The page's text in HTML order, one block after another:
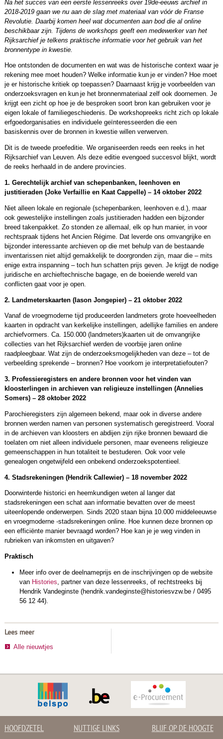
Na het succes van een eerste lessenreeks over 19de-eeuws archief in
2018-2019 gaan we nu aan de slag met materiaal van vóór de Franse
Revolutie. Daarbij komen heel wat documenten aan bod die al online
beschikbaar zijn. Tijdens de workshops geeft een medewerker van het
Rijksarchief je telkens praktische informatie voor het gebruik van het
bronnentype in kwestie.
Hoe ontstonden de documenten en wat was de historische context waar je
rekening mee moet houden? Welke informatie kun je er vinden? Hoe moet
je er historische kritiek op toepassen? Daarnaast krijg je voorbeelden van
onderzoeksvragen en kun je het bronnenmateriaal zelf ook doornemen. Je
krijgt een zicht op hoe je de besproken soort bron kan gebruiken voor je
eigen lokale of familiegeschiedenis. De workshopreeks richt zich op lokale
erfgoedorganisaties en individuele geïnteresseerden die een
basiskennis over de bronnen in kwestie willen verwerven.
Dit is de tweede proefeditie. We organiseerden reeds een reeks in het
Rijksarchief van Leuven. Als deze editie evengoed succesvol blijkt, wordt
de reeks herhaald in de andere provincies.
1. Gerechtelijk archief van schepenbanken, leenhoven en
justitieraden (Joke Verfaillie en Kaat Cappelle) – 14 oktober 2022
Niet alleen lokale en regionale (schepenbanken, leenhoven e.d.), maar
ook gewestelijke instellingen zoals justitieraden hadden een bijzonder
breed takenpakket. Zo stonden ze allemaal, elk op hun manier, in voor
rechtspraak tijdens het Ancien Régime. Dat leverde ons omvangrijke en
bijzonder interessante archieven op die met behulp van de bestaande
inventarissen niet altijd gemakkelijk te doorgronden zijn, maar die – mits
enige extra inspanning – toch hun schatten prijs geven. Je krijgt de nodige
juridische en archieftechnische bagage, en de boeiende wereld van
conflicten gaat voor je open.
2. Landmeterskaarten (Iason Jongepier) – 21 oktober 2022
Vanaf de vroegmoderne tijd produceerden landmeters grote hoeveelheden
kaarten in opdracht van kerkelijke instellingen, adellijke families en andere
archiefvormers. Ca. 150.000 (landmeters)kaarten uit de omvangrijke
collecties van het Rijksarchief werden de voorbije jaren online
raadpleegbaar. Wat zijn de onderzoeksmogelijkheden van deze – tot de
verbeelding sprekende – bronnen? Hoe voorkom je interpretatiefouten?
3. Professieregisters en andere bronnen voor het vinden van
kloosterlingen in archieven van religieuze instellingen (Annelies
Somers) – 28 oktober 2022
Parochieregisters zijn algemeen bekend, maar ook in diverse andere
bronnen werden namen van personen systematisch geregistreerd. Vooral
in de archieven van kloosters en abdijen zijn rijke bronnen bewaard die
toelaten om niet alleen individuele personen, maar eveneens religieuze
gemeenschappen in hun totaliteit te bestuderen. Ook voor vele
genealogen ongetwijfeld een onbekend onderzoekspotentieel.
4. Stadsrekeningen (Hendrik Callewier) – 18 november 2022
Doorwinterde historici en heemkundigen weten al langer dat
stadsrekeningen een schat aan informatie bevatten over de meest
uiteenlopende onderwerpen. Sinds 2020 staan bijna 10.000 middeleeuwse
en vroegmoderne -stadsrekeningen online. Hoe kunnen deze bronnen op
een efficiënte manier bevraagd worden? Hoe kan je je weg vinden in
rubrieken van inkomsten en uitgaven?
Praktisch
Meer info over de deelnameprijs en de inschrijvingen op de website
van Histories, partner van deze lessenreeks, of rechtstreeks bij
Hendrik Vandeginste (hendrik.vandeginste@historiesvzw.be / 0495
56 12 44).
Lees meer
Alle nieuwtjes
HOOFDZETEL NUTTIGE LINKS BLIJF OP DE HOOGTE